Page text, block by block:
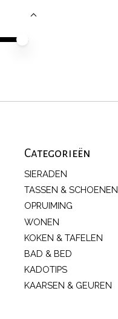
Categorieën
SIERADEN
TASSEN & SCHOENEN
OPRUIMING
WONEN
KOKEN & TAFELEN
BAD & BED
KADOTIPS
KAARSEN & GEUREN